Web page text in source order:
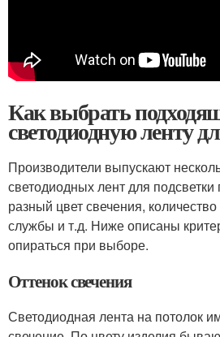
Как выбрать
светодиодную ленту
Производители выпускают
светодиодных лент для
разный цвет свечения,
службы и т.д. Ниже описаны
опираться при выборе.
Оттенок свечения
Светодиодная лента на потолок